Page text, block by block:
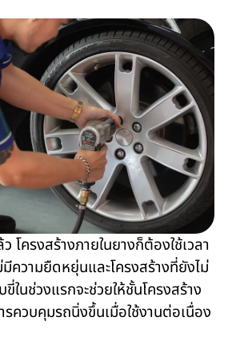
โครงสร้างภายในยางก็ต้องใช้เวลา
ความยืดหยุ่นและโครงสร้างที่ยังไม่
ในช่วงแรกจะช่วยให้ชั้นโครงสร้าง
รควบคุมรถนิ่งขึ้นเมื่อใช้งานต่อเนื่อง